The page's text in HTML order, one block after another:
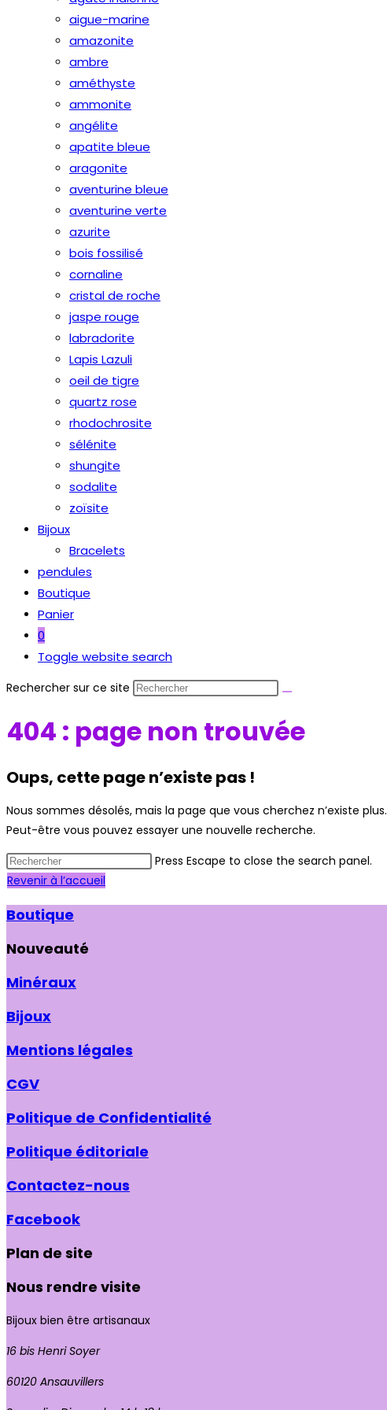
aigue-marine
amazonite
ambre
améthyste
ammonite
angélite
apatite bleue
aragonite
aventurine bleue
aventurine verte
azurite
bois fossilisé
cornaline
cristal de roche
jaspe rouge
labradorite
Lapis Lazuli
oeil de tigre
quartz rose
rhodochrosite
sélénite
shungite
sodalite
zoïsite
Bijoux
Bracelets
pendules
Boutique
Panier
0
Toggle website search
Rechercher sur ce site
404 : page non trouvée
Oups, cette page n’existe pas !
Nous sommes désolés, mais la page que vous cherchez n’existe plus.
Peut-être vous pouvez essayer une nouvelle recherche.
Press Escape to close the search panel.
Revenir à l’accueil
Boutique
Nouveauté
Minéraux
Bijoux
Mentions légales
CGV
Politique de Confidentialité
Politique éditoriale
Contactez-nous
Facebook
Plan de site
Nous rendre visite
Bijoux bien être artisanaux
16 bis Henri Soyer
60120 Ansauvillers